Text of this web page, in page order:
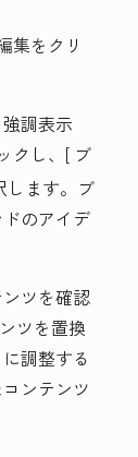
集をクリ
調表示
クし、[ ブ
します。ブ
のアイデ
ツを確認
ツを置換
調整する
ンテンツ